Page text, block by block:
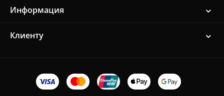
Информация
Клиенту